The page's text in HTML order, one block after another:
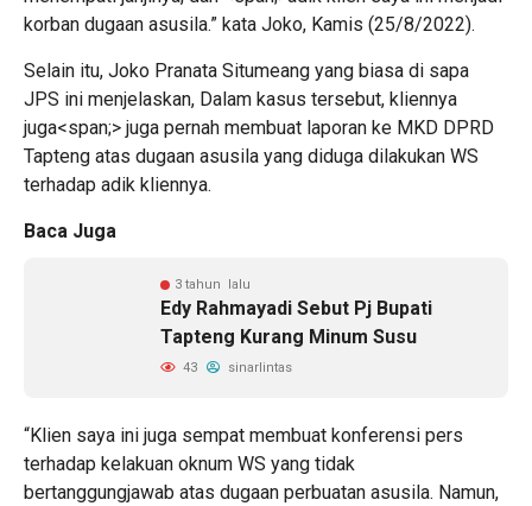
korban dugaan asusila.” kata Joko, Kamis (25/8/2022).
Selain itu, Joko Pranata Situmeang yang biasa di sapa
JPS ini menjelaskan, Dalam kasus tersebut, kliennya
juga<span;> juga pernah membuat laporan ke MKD DPRD
Tapteng atas dugaan asusila yang diduga dilakukan WS
terhadap adik kliennya.
Baca Juga
3 tahun lalu
Edy Rahmayadi Sebut Pj Bupati
Tapteng Kurang Minum Susu
43 sinarlintas
“Klien saya ini juga sempat membuat konferensi pers
terhadap kelakuan oknum WS yang tidak
bertanggungjawab atas dugaan perbuatan asusila. Namun,